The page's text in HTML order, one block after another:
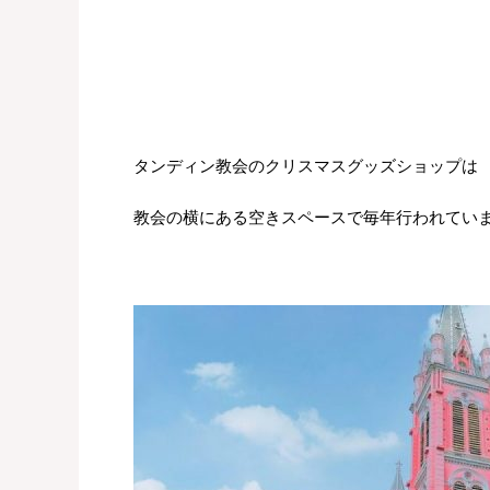
タンディン教会のクリスマスグッズショップは
教会の横にある空きスペースで毎年行われてい